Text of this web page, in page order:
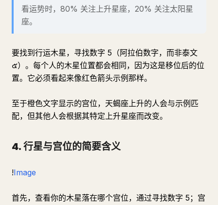
看运势时，80% 关注上升星座，20% 关注太阳星
座。
要找到行运木星，寻找数字 5（阿拉伯数字，而非泰文
๕）。每个人的木星位置都会相同，因为这是移位后的位
置。它必须看起来像红色箭头示例那样。
至于橙色文字显示的宫位，天蝎座上升的人会与示例匹
配，但其他人会根据其特定上升星座而改变。
4. 行星与宫位的简要含义
!Image
首先，查看你的木星落在哪个宫位，通过寻找数字 5；宫